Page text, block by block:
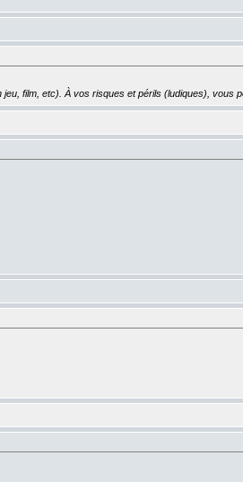
film, etc). À vos risques et périls (ludiques), vous